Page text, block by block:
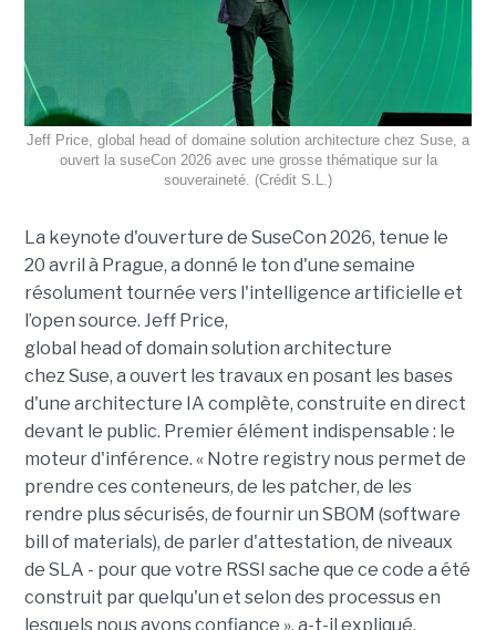
Jeff Price, global head of domaine solution architecture chez Suse, a
ouvert la suseCon 2026 avec une grosse thématique sur la
souveraineté. (Crédit S.L.)
La keynote d'ouverture de SuseCon 2026, tenue le
20 avril à Prague, a donné le ton d'une semaine
résolument tournée vers l'intelligence artificielle et
l’open source. Jeff Price,
global head of domain solution architecture
chez Suse, a ouvert les travaux en posant les bases
d'une architecture IA complète, construite en direct
devant le public. Premier élément indispensable : le
moteur d'inférence. « Notre registry nous permet de
prendre ces conteneurs, de les patcher, de les
rendre plus sécurisés, de fournir un SBOM (software
bill of materials), de parler d'attestation, de niveaux
de SLA - pour que votre RSSI sache que ce code a été
construit par quelqu'un et selon des processus en
lesquels nous avons confiance », a-t-il expliqué,